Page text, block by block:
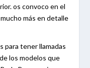
os convoco en el
más en detalle
para tener llamadas
los modelos que